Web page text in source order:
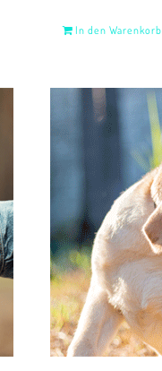
In den Warenkorb